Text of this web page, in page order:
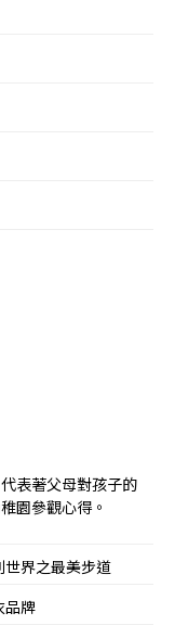
表著父母對孩子的
園參觀心得。
界之最美步道
品牌